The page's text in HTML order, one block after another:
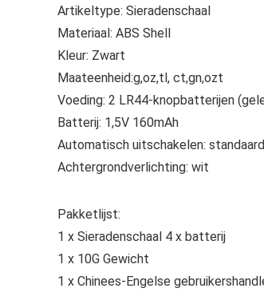
Artikeltype: Sieradenschaal
Materiaal: ABS Shell
Kleur: Zwart
Maateenheid:g,oz,tl, ct,gn,ozt
Voeding: 2 LR44-knopbatterijen
Batterij: 1,5V 160mAh
Automatisch uitschakelen:
Achtergrondverlichting: wit
Pakketlijst:
1 x Sieradenschaal 4 x batterij
1 x 10G Gewicht
1 x Chinees-Engelse